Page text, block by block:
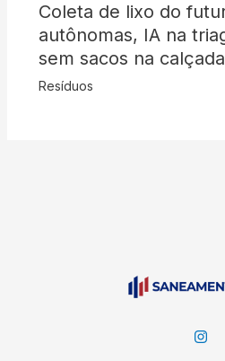
Coleta de lixo do
autônomas, IA na
sem sacos na calçada
Resíduos